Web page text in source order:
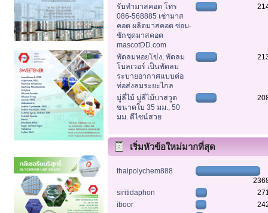
รับทำมาสคอต โทร
086-568885 เช่ามาส
คอต ผลิตมาสคอต ซ่อม-
ซักชุดมาสคอต
mascotDD.com
พัดลมหอยโข่ง, พัดลม
โบลเวอร์ เป็นพัดลม
ระบายอากาศแบบต่อ
ท่อส่งลมระยะไกล
มู่ลี่ไม้ มู่ลี่ไม้บาสวูด
ขนาดใบ 35 มม., 50
มม. ดีไซน์สวย
เริ่มหัวข้อใหม่มากที่สุด
thaipolychem888
siritidaphon
iboor